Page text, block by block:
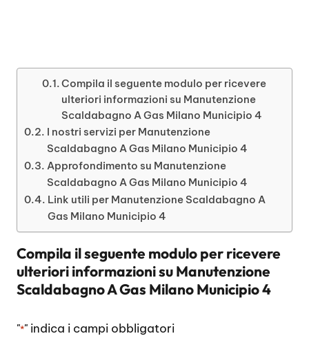
Compila il seguente modulo per ricevere
ulteriori informazioni su Manutenzione
Scaldabagno A Gas Milano Municipio 4
I nostri servizi per Manutenzione
Scaldabagno A Gas Milano Municipio 4
Approfondimento su Manutenzione
Scaldabagno A Gas Milano Municipio 4
Link utili per Manutenzione Scaldabagno A
Gas Milano Municipio 4
Compila il seguente modulo per ricevere
ulteriori informazioni suManutenzione
Scaldabagno A Gas Milano Municipio 4
"*" indica i campi obbligatori